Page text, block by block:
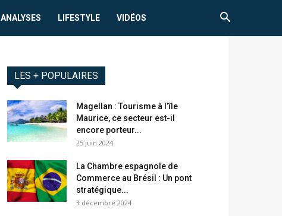
ANALYSES LIFESTYLE VIDÉOS
LES + POPULAIRES
Magellan : Tourisme à l’île
Maurice, ce secteur est-il
encore porteur...
25 juin 2024
La Chambre espagnole de
Commerce au Brésil : Un pont
stratégique...
3 décembre 2024